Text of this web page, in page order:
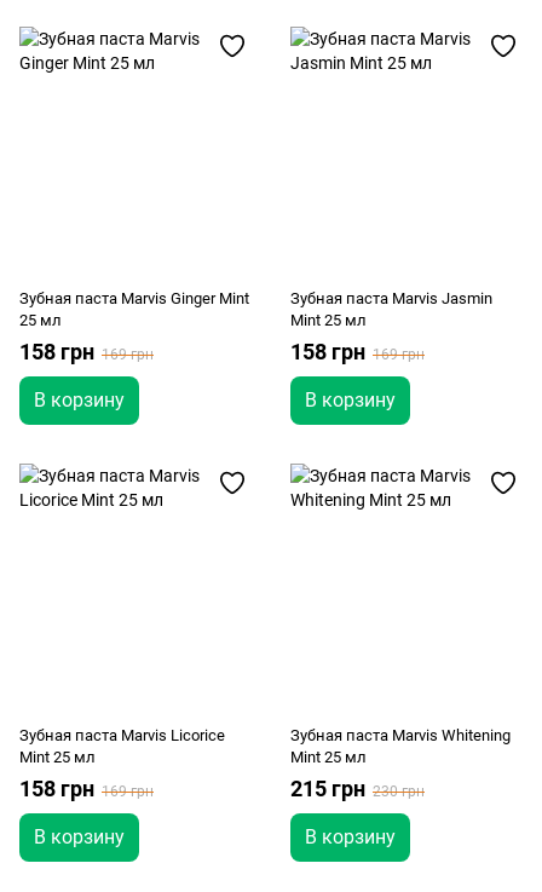
Зубная паста Marvis Ginger Mint
25 мл
158 грн 169 грн
В корзину
Зубная паста Marvis Jasmin
Mint 25 мл
158 грн 169 грн
В корзину
Зубная паста Marvis Licorice
Mint 25 мл
158 грн 169 грн
В корзину
Зубная паста Marvis Whitening
Mint 25 мл
215 грн 230 грн
В корзину